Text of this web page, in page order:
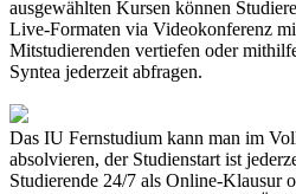
ausgewählten Kursen können
Live-Formaten via Videokonferenz
Mitstudierenden vertiefen oder
Syntea jederzeit abfragen.
Das IU Fernstudium kann man im
absolvieren, der Studienstart ist
Studierende 24/7 als Online-Klausur